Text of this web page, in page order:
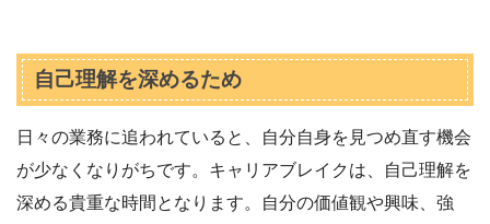
自己理解を深めるため
日々の業務に追われていると、自分自身を見つめ直す機会
が少なくなりがちです。キャリアブレイクは、自己理解を
深める貴重な時間となります。自分の価値観や興味、強